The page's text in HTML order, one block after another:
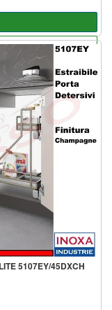
5107EY/45DXCH